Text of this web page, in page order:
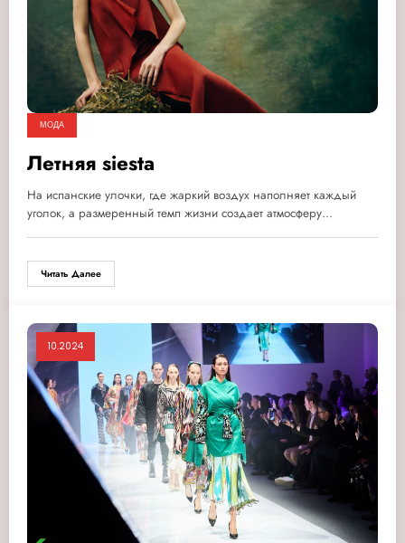
МОДА
Летняя siesta
На испанские улочки, где жаркий воздух наполняет каждый
уголок, а размеренный темп жизни создает атмосферу…
Читать Далее
10.2024